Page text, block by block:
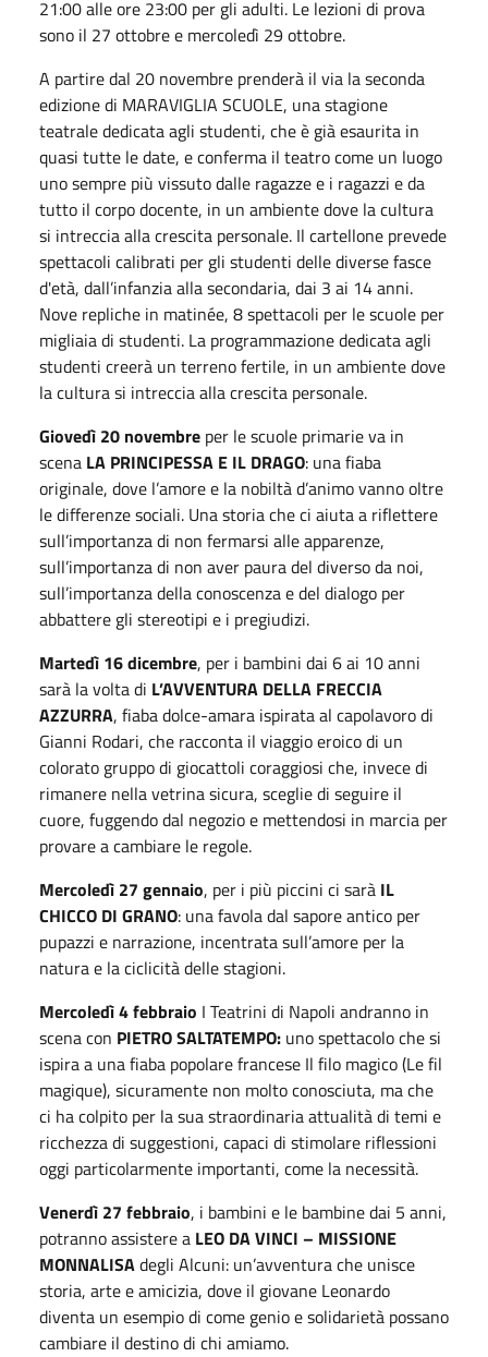
21:00 alle ore 23:00 per gli adulti. Le lezioni di prova
sono il 27 ottobre e mercoledì 29 ottobre.
A partire dal 20 novembre prenderà il via la seconda
edizione di MARAVIGLIA SCUOLE, una stagione
teatrale dedicata agli studenti, che è già esaurita in
quasi tutte le date, e conferma il teatro come un luogo
uno sempre più vissuto dalle ragazze e i ragazzi e da
tutto il corpo docente, in un ambiente dove la cultura
si intreccia alla crescita personale. Il cartellone prevede
spettacoli calibrati per gli studenti delle diverse fasce
d'età, dall’infanzia alla secondaria, dai 3 ai 14 anni.
Nove repliche in matinée, 8 spettacoli per le scuole per
migliaia di studenti. La programmazione dedicata agli
studenti creerà un terreno fertile, in un ambiente dove
la cultura si intreccia alla crescita personale.
Giovedì 20 novembre per le scuole primarie va in
scena LA PRINCIPESSA E IL DRAGO: una fiaba
originale, dove l’amore e la nobiltà d’animo vanno oltre
le differenze sociali. Una storia che ci aiuta a riflettere
sull’importanza di non fermarsi alle apparenze,
sull’importanza di non aver paura del diverso da noi,
sull’importanza della conoscenza e del dialogo per
abbattere gli stereotipi e i pregiudizi.
Martedì 16 dicembre, per i bambini dai 6 ai 10 anni
sarà la volta di L’AVVENTURA DELLA FRECCIA
AZZURRA, fiaba dolce-amara ispirata al capolavoro di
Gianni Rodari, che racconta il viaggio eroico di un
colorato gruppo di giocattoli coraggiosi che, invece di
rimanere nella vetrina sicura, sceglie di seguire il
cuore, fuggendo dal negozio e mettendosi in marcia per
provare a cambiare le regole.
Mercoledì 27 gennaio, per i più piccini ci sarà IL
CHICCO DI GRANO: una favola dal sapore antico per
pupazzi e narrazione, incentrata sull’amore per la
natura e la ciclicità delle stagioni.
Mercoledì 4 febbraio I Teatrini di Napoli andranno in
scena con PIETRO SALTATEMPO: uno spettacolo che si
ispira a una fiaba popolare francese Il filo magico (Le fil
magique), sicuramente non molto conosciuta, ma che
ci ha colpito per la sua straordinaria attualità di temi e
ricchezza di suggestioni, capaci di stimolare riflessioni
oggi particolarmente importanti, come la necessità.
Venerdì 27 febbraio, i bambini e le bambine dai 5 anni,
potranno assistere a LEO DA VINCI – MISSIONE
MONNALISAdegli Alcuni: un’avventura che unisce
storia, arte e amicizia, dove il giovane Leonardo
diventa un esempio di come genio e solidarietà possano
cambiare il destino di chi amiamo.